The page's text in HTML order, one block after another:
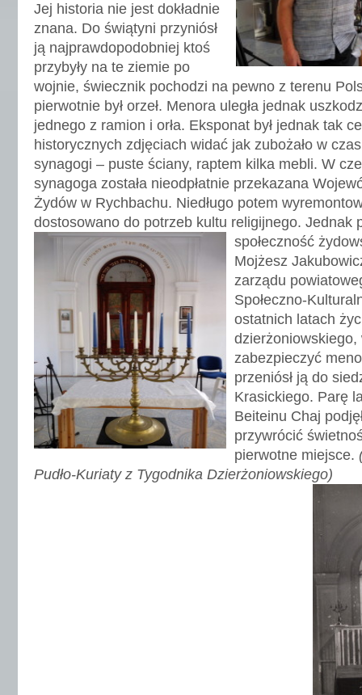
Jej historia nie jest dokładnie
znana. Do świątyni przyniósł
ją najprawdopodobniej ktoś
przybyły na te ziemie po
wojnie, świecznik pochodzi na pewno z terenu
pierwotnie był orzeł. Menora uległa jednak
jednego z ramion i orła. Eksponat był jednak tak
historycznych zdjęciach widać jak zubożało w
synagogi – puste ściany, raptem kilka mebli. W
synagoga została nieodpłatnie przekazana
Żydów w Rychbachu. Niedługo potem
dostosowano do potrzeb kultu religijnego. Jednak
społeczność
Mojżesz
zarządu
Społeczno-
ostatnich latach
zabezpieczyć
przeniósł ją do
Krasickiego. Parę
Beiteinu Chaj
przywrócić
pierwotne miejsce.
Pudło-Kuriaty z Tygodnika Dzierżoniowskiego)